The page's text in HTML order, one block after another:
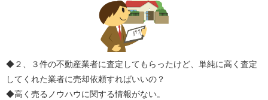
◆２、３件の不動産業者に査定してもらったけど、単純に高く査定
してくれた業者に売却依頼すればいいの？
◆高く売るノウハウに関する情報がない。